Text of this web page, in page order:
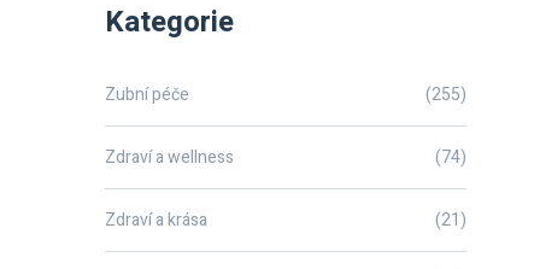
Kategorie
Zubní péče (255)
Zdraví a wellness (74)
Zdraví a krása (21)